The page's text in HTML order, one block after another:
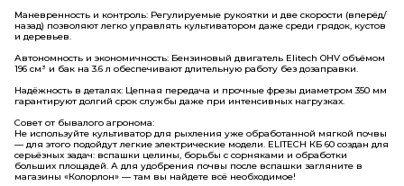
Маневренность и контроль: Регулируемые рукоятки и две скорости (вперёд/
назад) позволяют легко управлять культиватором даже среди грядок, кустов
и деревьев.
Автономность и экономичность: Бензиновый двигатель Elitech OHV объёмом
196 см³ и бак на 3.6 л обеспечивают длительную работу без дозаправки.
Надёжность в деталях: Цепная передача и прочные фрезы диаметром 350 мм
гарантируют долгий срок службы даже при интенсивных нагрузках.
Совет от бывалого агронома:
Не используйте культиватор для рыхления уже обработанной мягкой почвы
— для этого подойдут легкие электрические модели. ELITECH КБ 60 создан для
серьёзных задач: вспашки целины, борьбы с сорняками и обработки
больших площадей. А для удобрения почвы после вспашки загляните в
магазины «Колорлон» — там вы найдете всё необходимое!